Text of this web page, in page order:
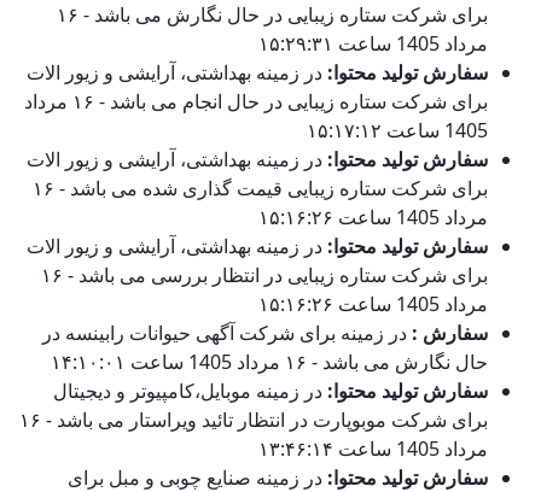
برای شرکت ستاره زیبایی در حال نگارش می باشد - ۱۶
مرداد 1405 ساعت ۱۵:۲۹:۳۱
سفارش تولید محتوا: در زمینه بهداشتی، آرایشی و زیور الات
برای شرکت ستاره زیبایی در حال انجام می باشد - ۱۶ مرداد
1405 ساعت ۱۵:۱۷:۱۲
سفارش تولید محتوا: در زمینه بهداشتی، آرایشی و زیور الات
برای شرکت ستاره زیبایی قیمت گذاری شده می باشد - ۱۶
مرداد 1405 ساعت ۱۵:۱۶:۲۶
سفارش تولید محتوا: در زمینه بهداشتی، آرایشی و زیور الات
برای شرکت ستاره زیبایی در انتظار بررسی می باشد - ۱۶
مرداد 1405 ساعت ۱۵:۱۶:۲۶
سفارش : در زمینه برای شرکت آگهی حیوانات رابینسه در
حال نگارش می باشد - ۱۶ مرداد 1405 ساعت ۱۴:۱۰:۰۱
سفارش تولید محتوا: در زمینه موبایل،کامپیوتر و دیجیتال
برای شرکت موبوپارت در انتظار تائید ویراستار می باشد - ۱۶
مرداد 1405 ساعت ۱۳:۴۶:۱۴
سفارش تولید محتوا: در زمینه صنایع چوبی و مبل برای